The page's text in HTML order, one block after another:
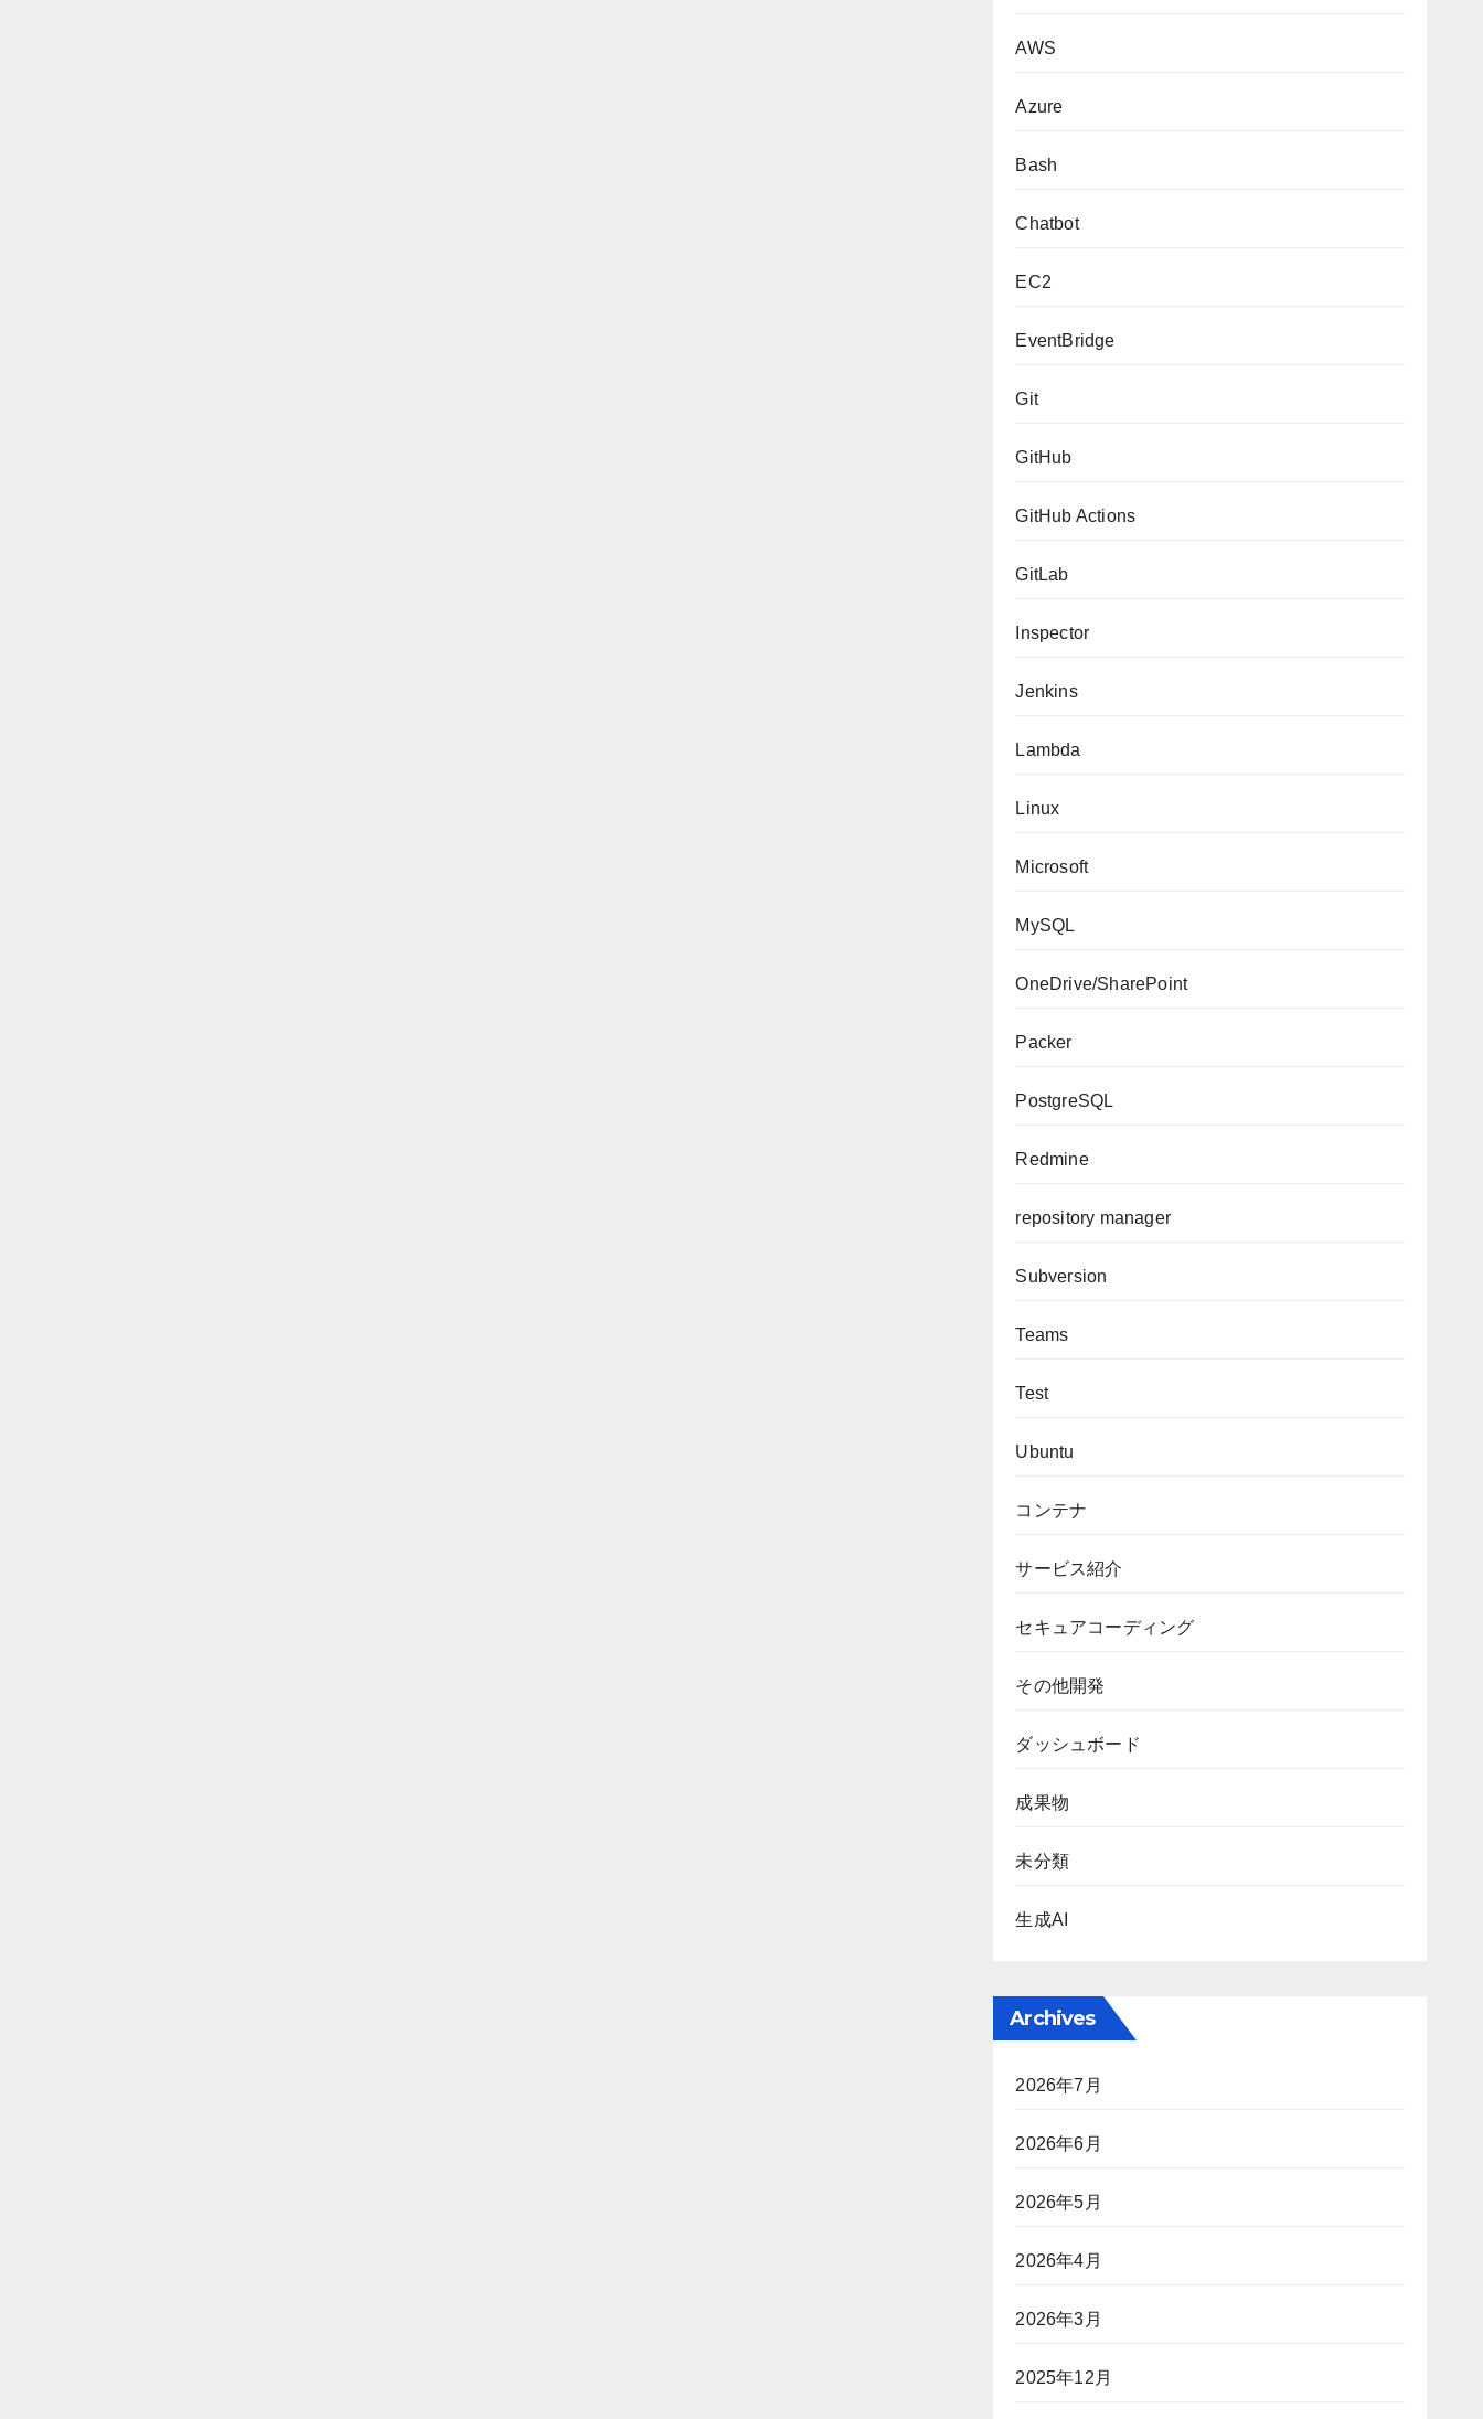
AWS
Azure
Bash
Chatbot
EC2
EventBridge
Git
GitHub
GitHub Actions
GitLab
Inspector
Jenkins
Lambda
Linux
Microsoft
MySQL
OneDrive/SharePoint
Packer
PostgreSQL
Redmine
repository manager
Subversion
Teams
Test
Ubuntu
コンテナ
サービス紹介
セキュアコーディング
その他開発
ダッシュボード
成果物
未分類
生成AI
Archives
2026年7月
2026年6月
2026年5月
2026年4月
2026年3月
2025年12月